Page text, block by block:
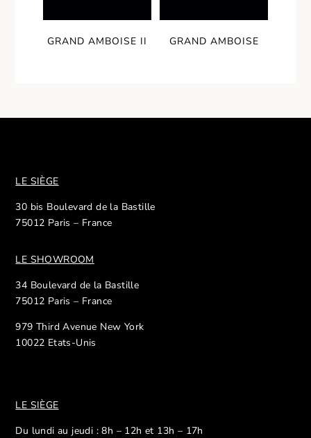
GRAND AMBOISE II GRAND AMBOISE
LE SIÈGE
30 bis Boulevard de la Bastille
75012 Paris – France
LE SHOWROOM
34 Boulevard de la Bastille
75012 Paris – France
979 Third Avenue New York
10022 Etats-Unis
LE SIÈGE
Du lundi au jeudi : 8h – 12h et 13h – 17h